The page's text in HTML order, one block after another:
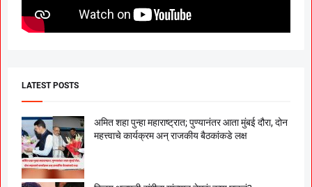
LATEST POSTS
अमित शहा पुन्हा महाराष्ट्रात; पुण्यानंतर आता मुंबई दौरा, दोन
महत्त्वाचे कार्यक्रम अन् राजकीय बैठकांकडे लक्ष